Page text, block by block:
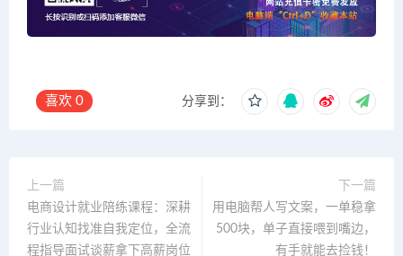
喜欢 0 分享到：
上一篇
电商设计就业陪练课程：深耕
行业认知找准自我定位，全流
程指导面试谈薪拿下高薪岗位
下一篇
用电脑帮人写文案，一单稳拿
500块，单子直接喂到嘴边，
有手就能去捡钱！